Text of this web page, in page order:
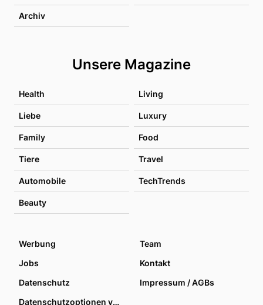
Archiv
Unsere Magazine
Health Living
Liebe Luxury
Family Food
Tiere Travel
Automobile TechTrends
Beauty
Werbung
Team
Jobs
Kontakt
Datenschutz
Impressum / AGBs
Datenschutzoptionen verwalten